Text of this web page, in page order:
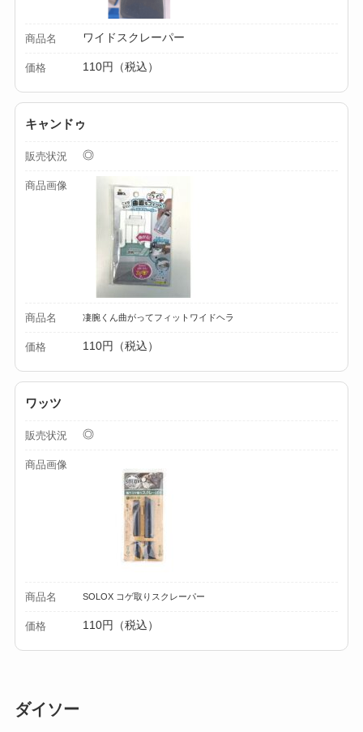
商品名 ワイドスクレーパー
価格 110円（税込）
キャンドゥ
販売状況 ◎
商品画像
商品名 凄腕くん曲がってフィットワイドヘラ
価格 110円（税込）
ワッツ
販売状況 ◎
商品画像
商品名 SOLOX コゲ取りスクレーパー
価格 110円（税込）
ダイソー